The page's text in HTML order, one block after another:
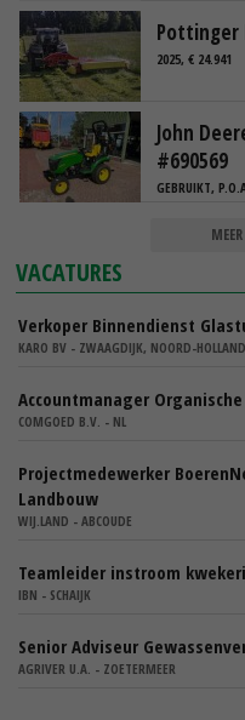
Pottinger
2025, € 24.941
John
#690569
GEBRUIKT,
VACATURES
Verkoper Binnendienst
KARO BV - ZWAAGDIJK, NOORD-
Accountmanager
COMGOED B.V. - NL
Projectmedewerker
Landbouw
WIJ.LAND - ABCOUDE
Teamleider instroom
IBN - SCHAIJK
Senior Adviseur
AGRIVER U.A. - ZOETERMEER